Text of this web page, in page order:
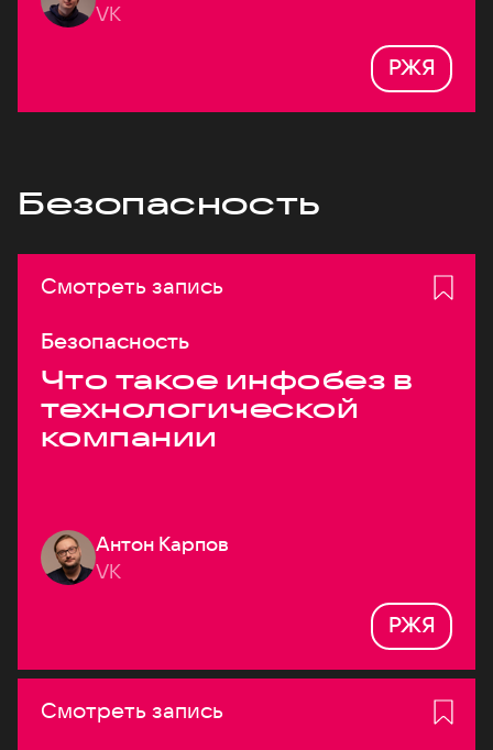
VK
РЖЯ
Безопасность
Смотреть запись
Безопасность
Что такое инфобез в
технологической
компании
Антон Карпов
VK
РЖЯ
Смотреть запись